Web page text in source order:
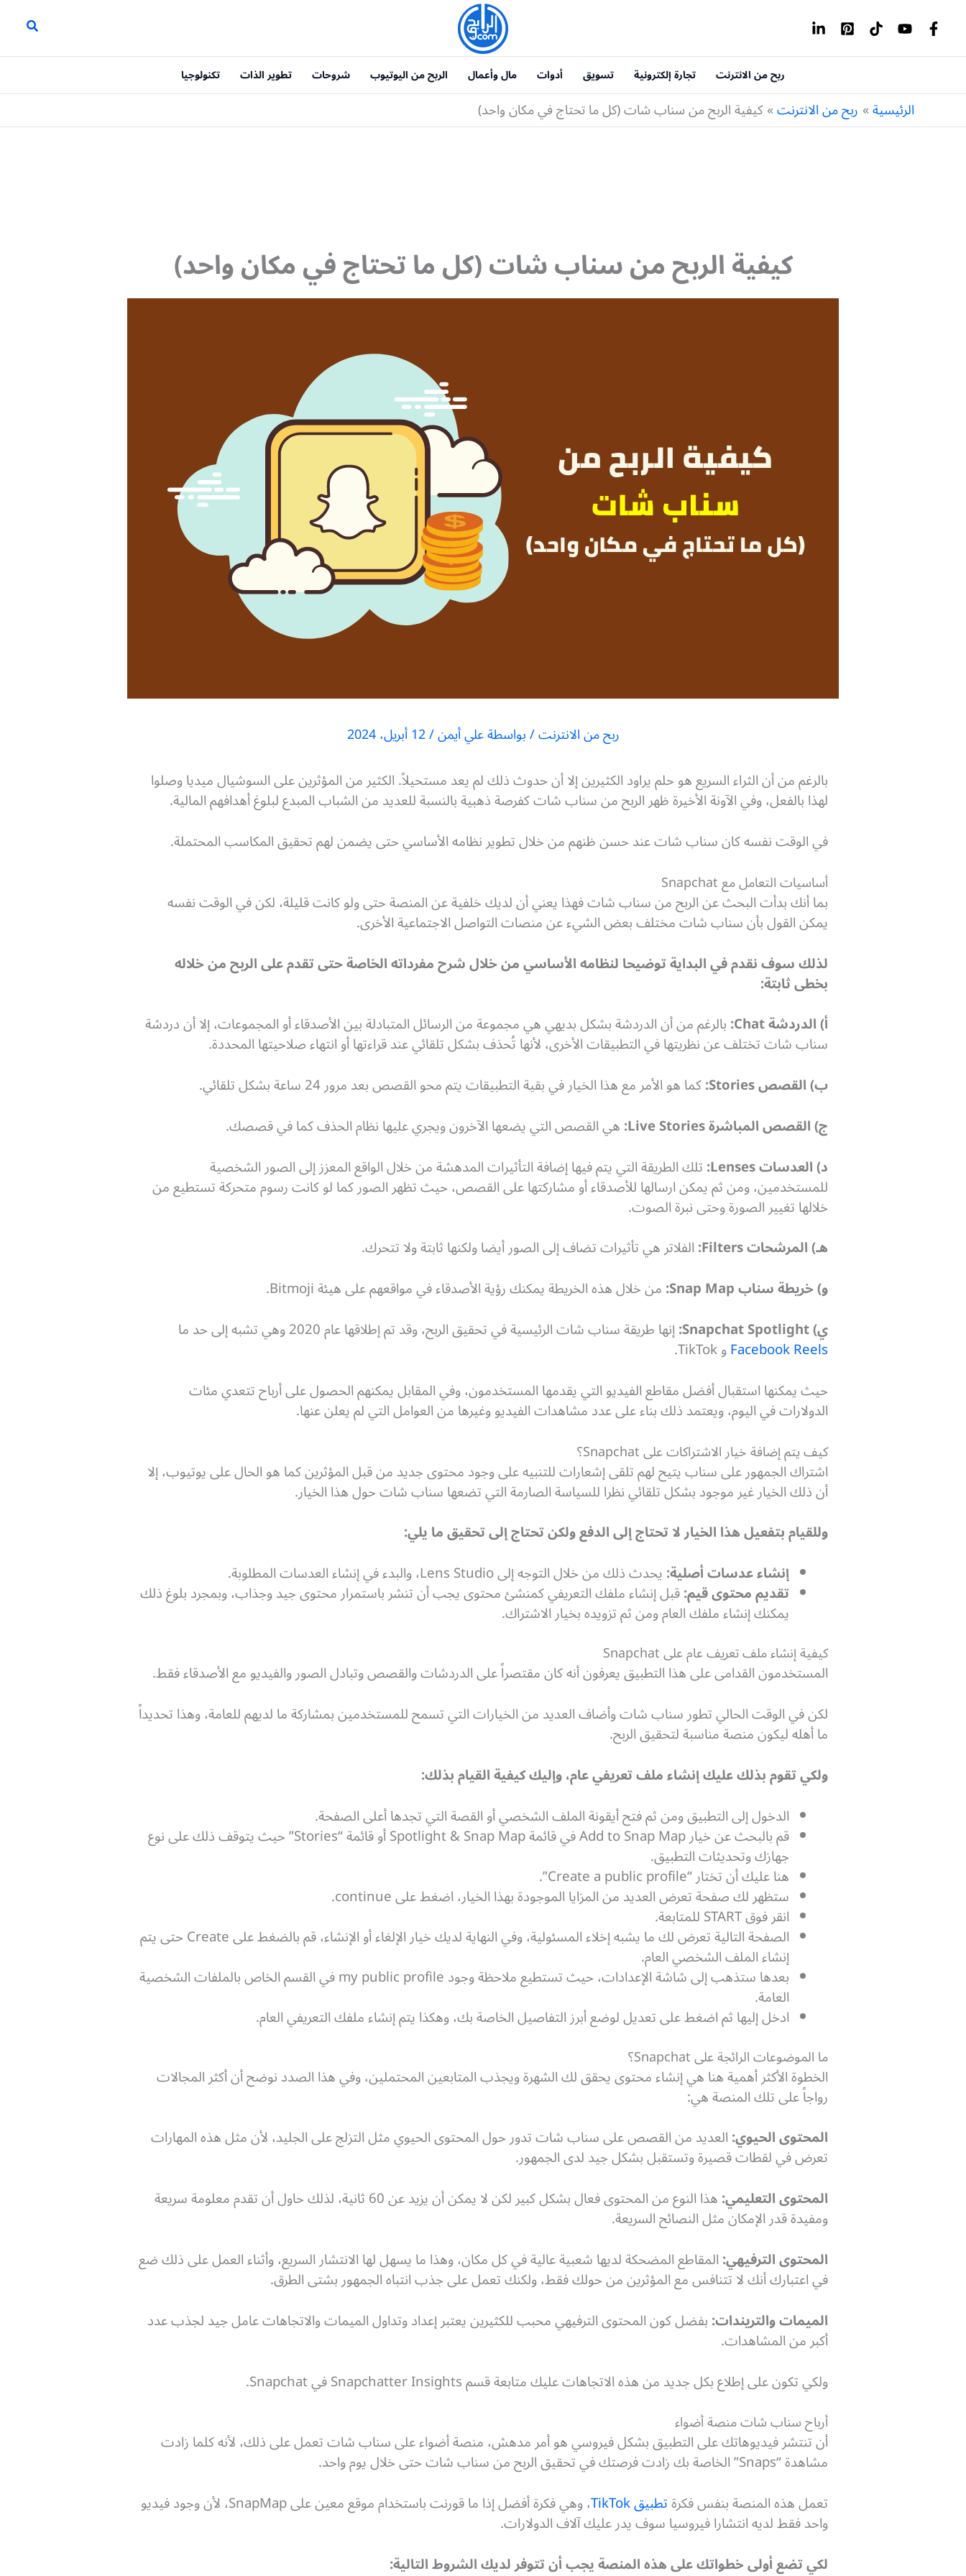
المحتوى
ربح من الانترنت تجارة إلكترونية تسويق أدوات مال وأعمال الربح من اليوتيوب شروحات تطوير الذات تكنولوجيا
الرئيسية ربح من الانترنت كيفية الربح من سناب شات (كل ما تحتاج في مكان واحد)
كيفية الربح من سناب شات (كل ما تحتاج في مكان واحد)
ربح من الانترنت/ بواسطةعلي أيمن/12 أبريل، 2024
بالرغم من أن الثراء السريع هو حلم يراود الكثيرين إلا أن حدوث ذلك لم يعد مستحيلاً. الكثير من المؤثرين على السوشيال ميديا وصلوا
لهذا بالفعل، وفي الآونة الأخيرة ظهر الربح من سناب شات كفرصة ذهبية بالنسبة للعديد من الشباب المبدع لبلوغ أهدافهم المالية.
في الوقت نفسه كان سناب شات عند حسن ظنهم من خلال تطوير نظامه الأساسي حتى يضمن لهم تحقيق المكاسب المحتملة.
أساسيات التعامل مع Snapchat
بما أنك بدأت البحث عن الربح من سناب شات فهذا يعني أن لديك خلفية عن المنصة حتى ولو كانت قليلة، لكن في الوقت نفسه
يمكن القول بأن سناب شات مختلف بعض الشيء عن منصات التواصل الاجتماعية الأخرى.
لذلك سوف نقدم في البداية توضيحا لنظامه الأساسي من خلال شرح مفرداته الخاصة حتى تقدم على الربح من خلاله
بخطى ثابتة:
أ) الدردشة Chat:
بالرغم من أن الدردشة بشكل بديهي هي مجموعة من الرسائل المتبادلة بين الأصدقاء أو المجموعات، إلا أن دردشة
سناب شات تختلف عن نظريتها في التطبيقات الأخرى، لأنها تُحذف بشكل تلقائي عند قراءتها أو انتهاء صلاحيتها المحددة.
ب) القصص Stories:
كما هو الأمر مع هذا الخيار في بقية التطبيقات يتم محو القصص بعد مرور 24 ساعة بشكل تلقائي.
ج) القصص المباشرة Live Stories:
هي القصص التي يضعها الآخرون ويجري عليها نظام الحذف كما في قصصك.
د) العدسات Lenses:
تلك الطريقة التي يتم فيها إضافة التأثيرات المدهشة من خلال الواقع المعزز إلى الصور الشخصية
للمستخدمين، ومن ثم يمكن ارسالها للأصدقاء أو مشاركتها على القصص، حيث تظهر الصور كما لو كانت رسوم متحركة تستطيع من
خلالها تغيير الصورة وحتى نبرة الصوت.
هـ) المرشحات Filters:
الفلاتر هي تأثيرات تضاف إلى الصور أيضا ولكنها ثابتة ولا تتحرك.
و) خريطة سناب Snap Map:
من خلال هذه الخريطة يمكنك رؤية الأصدقاء في مواقعهم على هيئة Bitmoji.
ي) Snapchat Spotlight:
إنها طريقة سناب شات الرئيسية في تحقيق الربح، وقد تم إطلاقها عام 2020 وهي تشبه إلى حد ما
Facebook Reelsو TikTok.
حيث يمكنها استقبال أفضل مقاطع الفيديو التي يقدمها المستخدمون، وفي المقابل يمكنهم الحصول على أرباح تتعدي مئات
الدولارات في اليوم، ويعتمد ذلك بناء على عدد مشاهدات الفيديو وغيرها من العوامل التي لم يعلن عنها.
كيف يتم إضافة خيار الاشتراكات على Snapchat؟
اشتراك الجمهور على سناب يتيح لهم تلقى إشعارات للتنبيه على وجود محتوى جديد من قبل المؤثرين كما هو الحال على يوتيوب، إلا
أن ذلك الخيار غير موجود بشكل تلقائي نظرا للسياسة الصارمة التي تضعها سناب شات حول هذا الخيار.
وللقيام بتفعيل هذا الخيار لا تحتاج إلى الدفع ولكن تحتاج إلى تحقيق ما يلي:
إنشاء عدسات أصلية:يحدث ذلك من خلال التوجه إلى Lens Studio، والبدء في إنشاء العدسات المطلوبة.
تقديم محتوى قيم:قبل إنشاء ملفك التعريفي كمنشئ محتوى يجب أن تنشر باستمرار محتوى جيد وجذاب، وبمجرد بلوغ ذلك
يمكنك إنشاء ملفك العام ومن ثم تزويده بخيار الاشتراك.
كيفية إنشاء ملف تعريف عام على Snapchat
المستخدمون القدامى على هذا التطبيق يعرفون أنه كان مقتصراً على الدردشات والقصص وتبادل الصور والفيديو مع الأصدقاء فقط.
لكن في الوقت الحالي تطور سناب شات وأضاف العديد من الخيارات التي تسمح للمستخدمين بمشاركة ما لديهم للعامة، وهذا تحديداً
ما أهله ليكون منصة مناسبة لتحقيق الربح.
ولكي تقوم بذلك عليك إنشاء ملف تعريفي عام، وإليك كيفية القيام بذلك:
الدخول إلى التطبيق ومن ثم فتح أيقونة الملف الشخصي أو القصة التي تجدها أعلى الصفحة.
قم بالبحث عن خيار Add to Snap Map في قائمة Spotlight & Snap Map أو قائمة “Stories” حيث يتوقف ذلك على نوع
جهازك وتحديثات التطبيق.
هنا عليك أن تختار “Create a public profile”.
ستظهر لك صفحة تعرض العديد من المزايا الموجودة بهذا الخيار، اضغط على continue.
انقر فوق START للمتابعة.
الصفحة التالية تعرض لك ما يشبه إخلاء المسئولية، وفي النهاية لديك خيار الإلغاء أو الإنشاء، قم بالضغط على Create حتى يتم
إنشاء الملف الشخصي العام.
بعدها ستذهب إلى شاشة الإعدادات، حيث تستطيع ملاحظة وجود my public profile في القسم الخاص بالملفات الشخصية
العامة.
ادخل إليها ثم اضغط على تعديل لوضع أبرز التفاصيل الخاصة بك، وهكذا يتم إنشاء ملفك التعريفي العام.
ما الموضوعات الرائجة على Snapchat؟
الخطوة الأكثر أهمية هنا هي إنشاء محتوى يحقق لك الشهرة ويجذب المتابعين المحتملين، وفي هذا الصدد نوضح أن أكثر المجالات
رواجاً على تلك المنصة هي:
المحتوى الحيوي:العديد من القصص على سناب شات تدور حول المحتوى الحيوي مثل التزلج على الجليد، لأن مثل هذه المهارات
تعرض في لقطات قصيرة وتستقبل بشكل جيد لدى الجمهور.
المحتوى التعليمي:
هذا النوع من المحتوى فعال بشكل كبير لكن لا يمكن أن يزيد عن 60 ثانية، لذلك حاول أن تقدم معلومة سريعة
ومفيدة قدر الإمكان مثل النصائح السريعة.
المحتوى الترفيهي:المقاطع المضحكة لديها شعبية عالية في كل مكان، وهذا ما يسهل لها الانتشار السريع، وأثناء العمل على ذلك ضع
في اعتبارك أنك لا تتنافس مع المؤثرين من حولك فقط، ولكنك تعمل على جذب انتباه الجمهور بشتى الطرق.
الميمات والتريندات:بفضل كون المحتوى الترفيهي محبب للكثيرين يعتبر إعداد وتداول الميمات والاتجاهات عامل جيد لجذب عدد
أكبر من المشاهدات.
ولكي تكون على إطلاع بكل جديد من هذه الاتجاهات عليك متابعة قسم Snapchatter Insights في Snapchat.
أرباح سناب شات منصة أضواء
أن تنتشر فيديوهاتك على التطبيق بشكل فيروسي هو أمر مدهش، منصة أضواء على سناب شات تعمل على ذلك، لأنه كلما زادت
مشاهدة “Snaps” الخاصة بك زادت فرصتك في تحقيق الربح من سناب شات حتى خلال يوم واحد.
تعمل هذه المنصة بنفس فكرةتطبيق TikTok ، وهي فكرة أفضل إذا ما قورنت باستخدام موقع معين على SnapMap، لأن وجود فيديو
واحد فقط لديه انتشارا فيروسيا سوف يدر عليك آلاف الدولارات.
لكي تضع أولى خطواتك على هذه المنصة يجب أن تتوفر لديك الشروط التالية: